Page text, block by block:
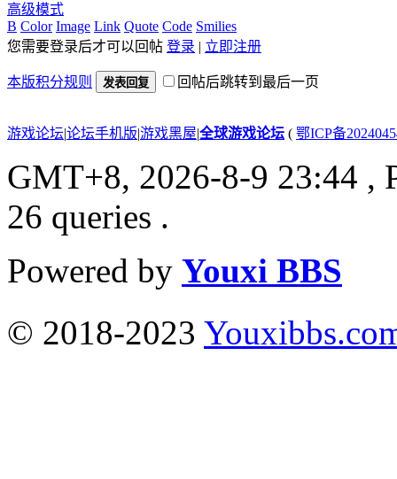
高级模式
B Color Image Link Quote Code Smilies
您需要登录后才可以回帖 登录 | 立即注册
本版积分规则 发表回复 回帖后跳转到最后一页
游戏论坛|论坛手机版|游戏黑屋|全球游戏论坛 ( 鄂ICP备
GMT+8, 2026-8-9 23:44 ,
26 queries .
Powered by Youxi BBS
© 2018-2023